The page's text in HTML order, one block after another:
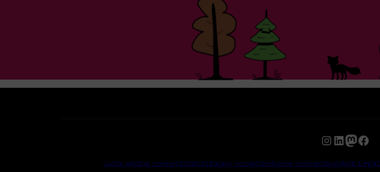
Instagram LinkedIn Mastodon Facebook
Junta arbitral consumEstatutsBalanç socialCondicions contractacióAvís Legal